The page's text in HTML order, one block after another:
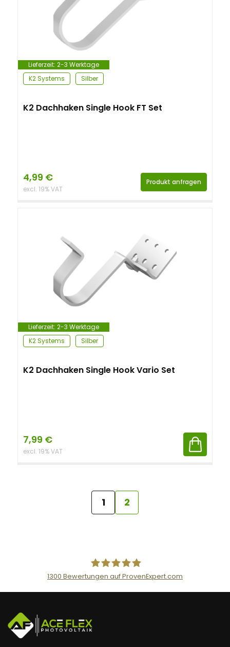
Lieferzeit: 2-3 Werktage
K2 Systems
Silber
K2 Dachhaken Single Hook FT Set
4,99 €
excl. 19% VAT
Produkt anfragen
Lieferzeit: 2-3 Werktage
K2 Systems
Silber
K2 Dachhaken Single Hook Vario Set
7,99 €
excl. 19% VAT
1 2
AceFlex GmbH
1300 Bewertungen auf ProvenExpert.com